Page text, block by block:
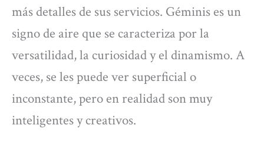
más detalles de sus servicios. Géminis es un
signo de aire que se caracteriza por la
versatilidad, la curiosidad y el dinamismo. A
veces, se les puede ver superficial o
inconstante, pero en realidad son muy
inteligentes y creativos.